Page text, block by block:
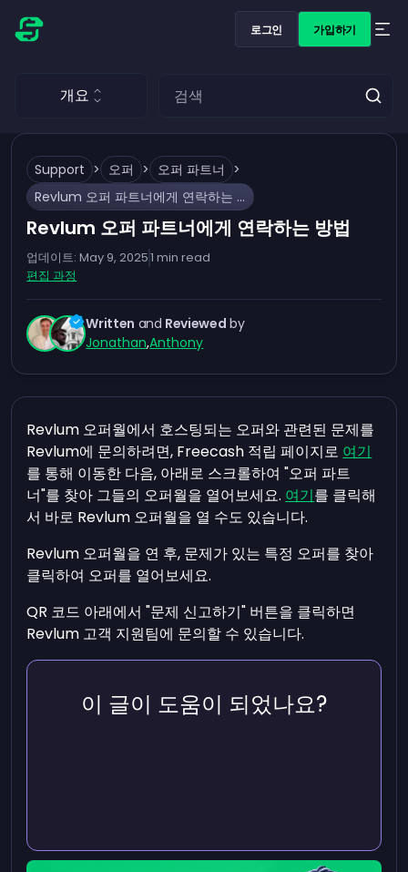
로그인 가입하기
개요
Support > 오퍼 > 오퍼 파트너 >
Revlum 오퍼 파트너에게 연락하는 방법
Revlum 오퍼 파트너에게 연락하는 방법
업데이트: May 9, 20251 min read
편집 과정
Written and Reviewed by
Jonathan,Anthony
Revlum 오퍼월에서 호스팅되는 오퍼와 관련된 문제를
Revlum에 문의하려면, Freecash 적립 페이지로 여기
를 통해 이동한 다음, 아래로 스크롤하여 "오퍼 파트
너"를 찾아 그들의 오퍼월을 열어보세요. 여기를 클릭해
서 바로 Revlum 오퍼월을 열 수도 있습니다.
Revlum 오퍼월을 연 후, 문제가 있는 특정 오퍼를 찾아
클릭하여 오퍼를 열어보세요.
QR 코드 아래에서 "문제 신고하기" 버튼을 클릭하면
Revlum 고객 지원팀에 문의할 수 있습니다.
이 글이 도움이 되었나요?